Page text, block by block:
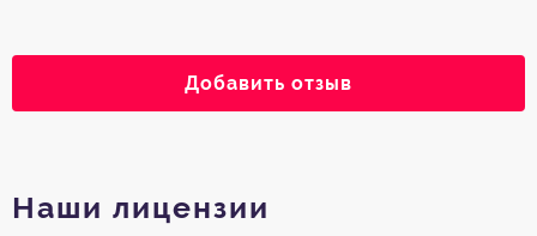
Добавить отзыв
Наши лицензии